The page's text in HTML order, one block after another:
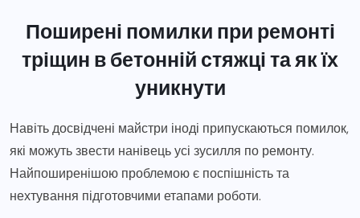
Поширені помилки при ремонті
тріщин в бетонній стяжці та як їх
уникнути
Навіть досвідчені майстри іноді припускаються помилок,
які можуть звести нанівець усі зусилля по ремонту.
Найпоширенішою проблемою є поспішність та
нехтування підготовчими етапами роботи.